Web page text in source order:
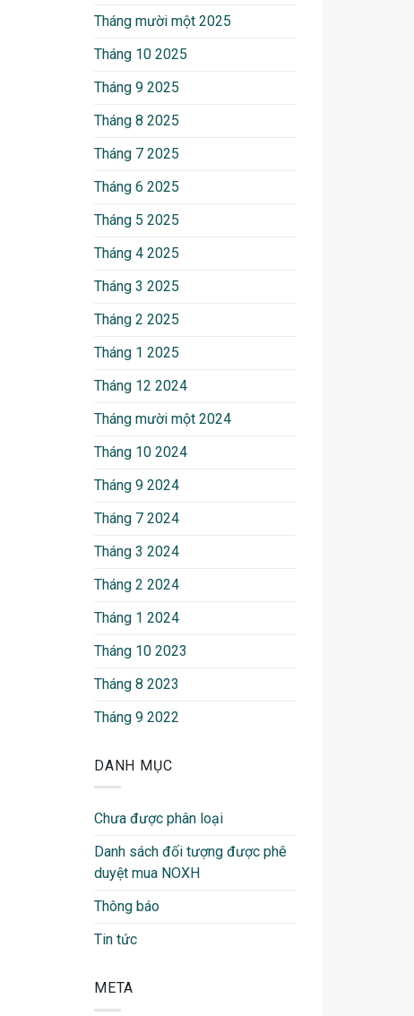
Tháng mười một 2025
Tháng 10 2025
Tháng 9 2025
Tháng 8 2025
Tháng 7 2025
Tháng 6 2025
Tháng 5 2025
Tháng 4 2025
Tháng 3 2025
Tháng 2 2025
Tháng 1 2025
Tháng 12 2024
Tháng mười một 2024
Tháng 10 2024
Tháng 9 2024
Tháng 7 2024
Tháng 3 2024
Tháng 2 2024
Tháng 1 2024
Tháng 10 2023
Tháng 8 2023
Tháng 9 2022
DANH MỤC
Chưa được phân loại
Danh sách đối tượng được phê
duyệt mua NOXH
Thông báo
Tin tức
META